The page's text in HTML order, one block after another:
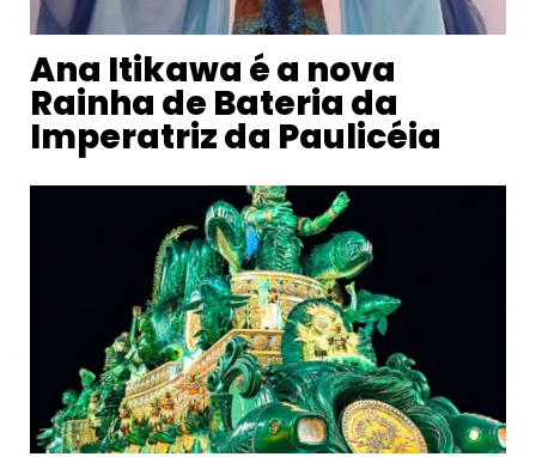
Ana Itikawa é a nova
Rainha de Bateria da
Imperatriz da Paulicéia